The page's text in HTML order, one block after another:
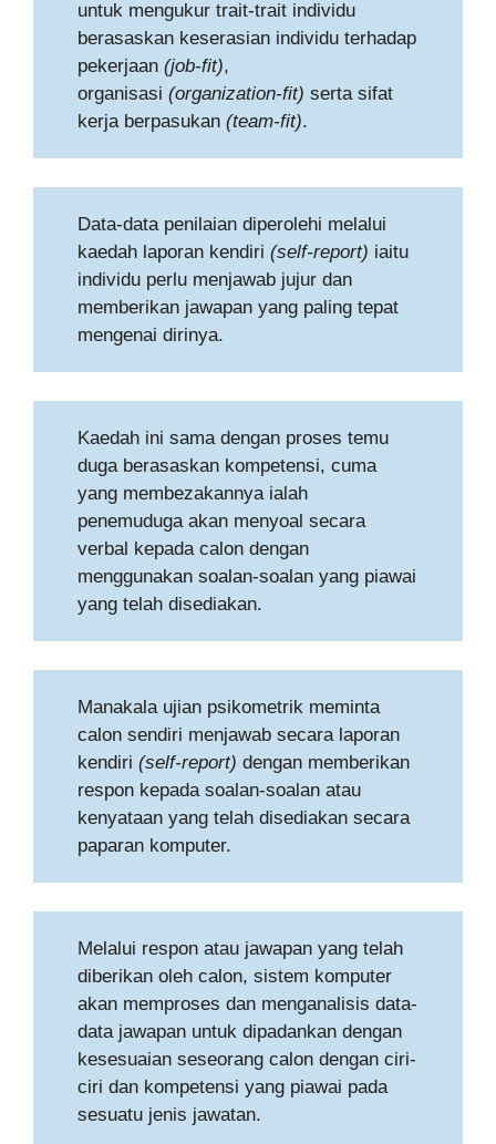
untuk mengukur trait-trait individu
berasaskan keserasian individu terhadap
pekerjaan(job-fit),
organisasi(organization-fit) serta sifat
kerja berpasukan(team-fit).
Data-data penilaian diperolehi melalui
kaedah laporan kendiri(self-report) iaitu
individu perlu menjawab jujur dan
memberikan jawapan yang paling tepat
mengenai dirinya.
Kaedah ini sama dengan proses temu
duga berasaskan kompetensi, cuma
yang membezakannya ialah
penemuduga akan menyoal secara
verbal kepada calon dengan
menggunakan soalan-soalan yang piawai
yang telah disediakan.
Manakala ujian psikometrik meminta
calon sendiri menjawab secara laporan
kendiri(self-report) dengan memberikan
respon kepada soalan-soalan atau
kenyataan yang telah disediakan secara
paparan komputer.
Melalui respon atau jawapan yang telah
diberikan oleh calon, sistem komputer
akan memproses dan menganalisis data-
data jawapan untuk dipadankan dengan
kesesuaian seseorang calon dengan ciri-
ciri dan kompetensi yang piawai pada
sesuatu jenis jawatan.